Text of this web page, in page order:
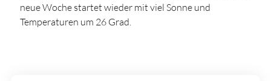
neue Woche startet wieder mit viel Sonne und
Temperaturen um 26 Grad.